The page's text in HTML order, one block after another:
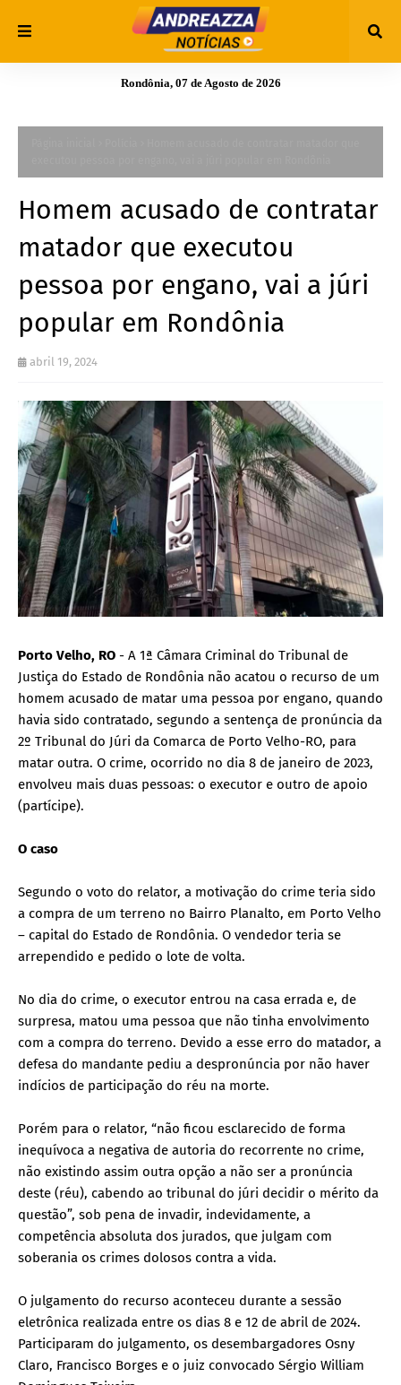
Rondônia, 07 de Agosto de 2026
Homem acusado de contratar
matador que executou
pessoa por engano, vai a júri
popular em Rondônia
abril 19, 2024
Porto Velho, RO - A 1ª Câmara Criminal do Tribunal de
Justiça do Estado de Rondônia não acatou o recurso de um
homem acusado de matar uma pessoa por engano, quando
havia sido contratado, segundo a sentença de pronúncia da
2º Tribunal do Júri da Comarca de Porto Velho-RO, para
matar outra. O crime, ocorrido no dia 8 de janeiro de 2023,
envolveu mais duas pessoas: o executor e outro de apoio
(partícipe).
O caso
Segundo o voto do relator, a motivação do crime teria sido
a compra de um terreno no Bairro Planalto, em Porto Velho
– capital do Estado de Rondônia. O vendedor teria se
arrependido e pedido o lote de volta.
No dia do crime, o executor entrou na casa errada e, de
surpresa, matou uma pessoa que não tinha envolvimento
com a compra do terreno. Devido a esse erro do matador, a
defesa do mandante pediu a despronúncia por não haver
indícios de participação do réu na morte.
Porém para o relator, “não ficou esclarecido de forma
inequívoca a negativa de autoria do recorrente no crime,
não existindo assim outra opção a não ser a pronúncia
deste (réu), cabendo ao tribunal do júri decidir o mérito da
questão”, sob pena de invadir, indevidamente, a
competência absoluta dos jurados, que julgam com
soberania os crimes dolosos contra a vida.
O julgamento do recurso aconteceu durante a sessão
eletrônica realizada entre os dias 8 e 12 de abril de 2024.
Participaram do julgamento, os desembargadores Osny
Claro, Francisco Borges e o juiz convocado Sérgio William